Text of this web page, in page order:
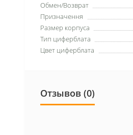
Обмен/Возврат
Призначення
Размер корпуса
Тип циферблата
Цвет циферблата
Отзывов (0)